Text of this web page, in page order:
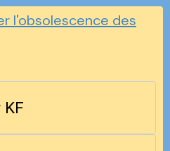
l'obsolescence des